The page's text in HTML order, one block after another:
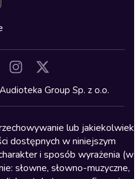
Group Sp. z o.o.
lub jakiekolwiek
dostępnych w niniejszym
i sposób wyrażenia (w
słowne, słowno-muzyczne,